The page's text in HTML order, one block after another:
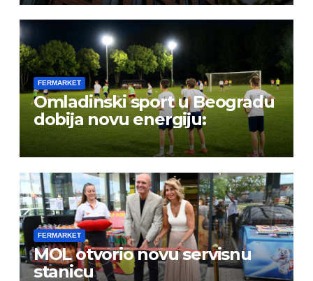
FERMARKET
Omladinski sport u Beogradu
dobija novu energiju:
FERMARKET
MOL otvorio novu servisnu
stanicu